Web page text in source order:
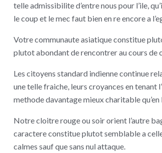
telle admissibilite d’entre nous pour l’ile,
le coup et le mec faut bien en re encore a
Votre communaute asiatique constitue
plutot abondant de rencontrer au cours de
Les citoyens standard indienne continue
une telle fraiche, leurs croyances en tenant
methode davantage mieux charitable qu’en
Notre cloitre rouge ou soir orient l’autre
caractere constitue plutot semblable a
calmes sauf que sans nul attaque.